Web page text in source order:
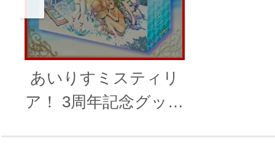
あいりすミスティリ
ア！ 3周年記念グッズ